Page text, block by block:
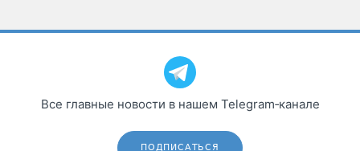
Все главные новости в нашем Telegram‑канале
ПОДПИСАТЬСЯ